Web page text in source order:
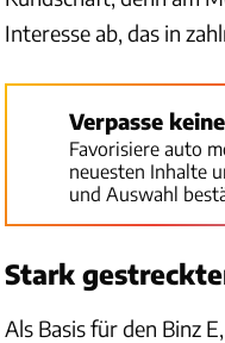
Interesse ab, das in
Verpasse
Favorisiere auto
neuesten Inhalte
und Auswahl
Stark
Als Basis für den Binz